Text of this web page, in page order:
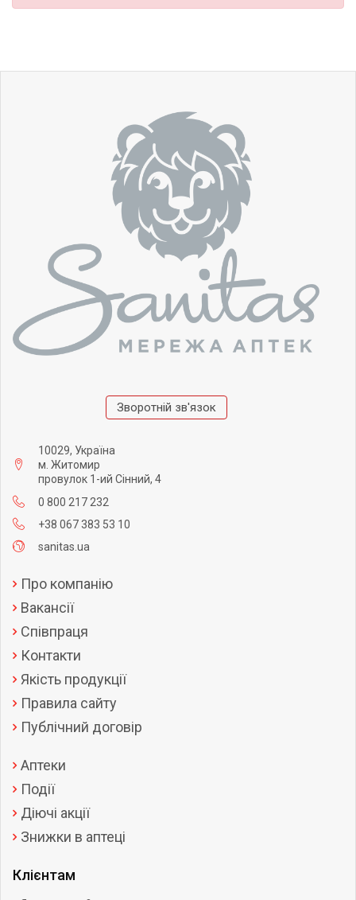
Зворотній зв'язок
10029, Україна
м. Житомир
провулок 1-ий Сінний, 4
0 800 217 232
+38 067 383 53 10
sanitas.ua
Про компанію
Вакансії
Співпраця
Контакти
Якість продукції
Правила сайту
Публічний договір
Аптеки
Події
Діючі акції
Знижки в аптеці
Клієнтам